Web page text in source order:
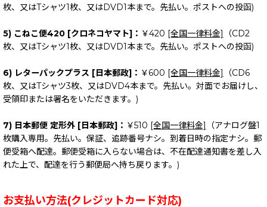
枚、又はTシャツ1枚、又はDVD1本まで。先払い。ポストへの投函)
5) こねこ便420 [クロネコヤマト]： ￥420 [全国一律料金]
（CD2
枚、又はTシャツ1枚、又はDVD1本まで。先払い。ポストへの投函)
6) レターパックプラス [日本郵政]： ￥600 [全国一律料金]
（CD6
枚、又はTシャツ3枚、又はDVD4本まで。先払い。対面でお届けし、
受領印または署名をいただきます。)
7) 日本郵便 定形外 [日本郵政]： ￥510 [全国一律料金]
（アナログ盤1
枚購入専用。先払い。保証、追跡番号ナシ。到着日時の指定ナシ。郵
便受箱へ配達。郵便受箱に入らない場合は、不在配達通知書を差し入
れた上で、配達を行う郵便局へ持ち戻ります。)
お支払い方法(クレジットカード対応)